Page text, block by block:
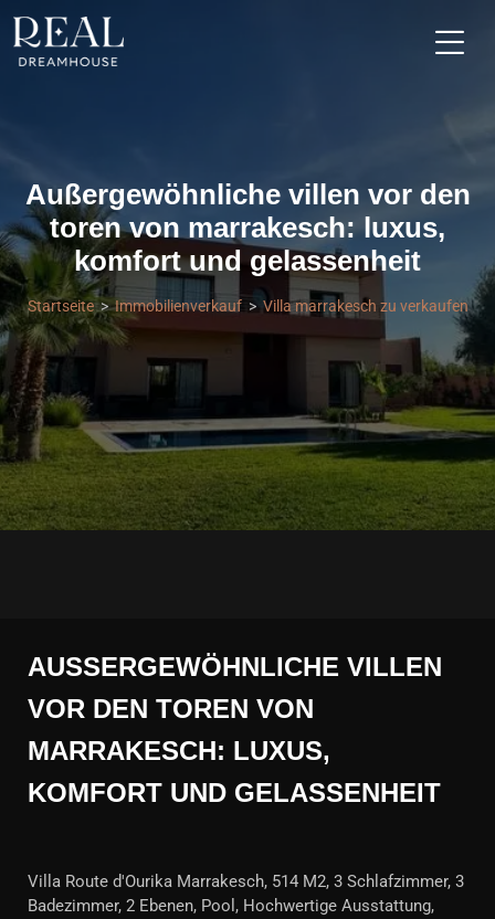
Außergewöhnliche villen vor den
toren von marrakesch: luxus,
komfort und gelassenheit
Startseite Immobilienverkauf Villa marrakesch zu verkaufen
AUSSERGEWÖHNLICHE VILLEN V
OR DEN TOREN VON M
ARRAKESCH: LUXUS, K
OMFORT UND GELASSENHEIT
Villa Route d'Ourika Marrakesch, 514 M2, 3 Schlafzimmer, 3
Badezimmer, 2 Ebenen, Pool, Hochwertige Ausstattung,